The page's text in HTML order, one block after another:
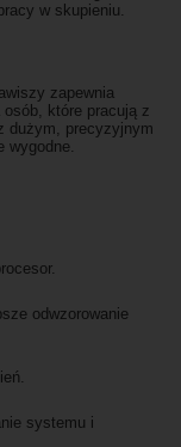
w skupieniu.
zapewnia
które pracują z
dużym, precyzyjnym
wygodne.
odwzorowanie
systemu i